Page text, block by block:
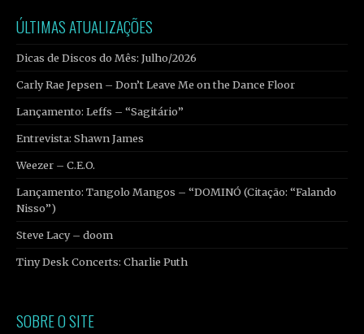
ÚLTIMAS ATUALIZAÇÕES
Dicas de Discos do Mês: Julho/2026
Carly Rae Jepsen – Don’t Leave Me on the Dance Floor
Lançamento: Leffs – “Sagitário”
Entrevista: Shawn James
Weezer – C.E.O.
Lançamento: Tangolo Mangos – “DOMINÓ (Citação: “Falando
Nisso”)
Steve Lacy – doom
Tiny Desk Concerts: Charlie Puth
SOBRE O SITE